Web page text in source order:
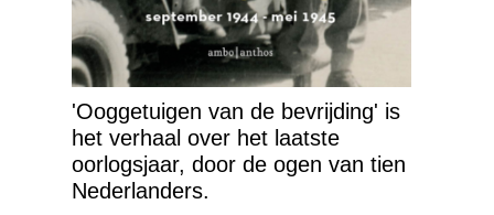
'Ooggetuigen van de bevrijding' is
het verhaal over het laatste
oorlogsjaar, door de ogen van tien
Nederlanders.